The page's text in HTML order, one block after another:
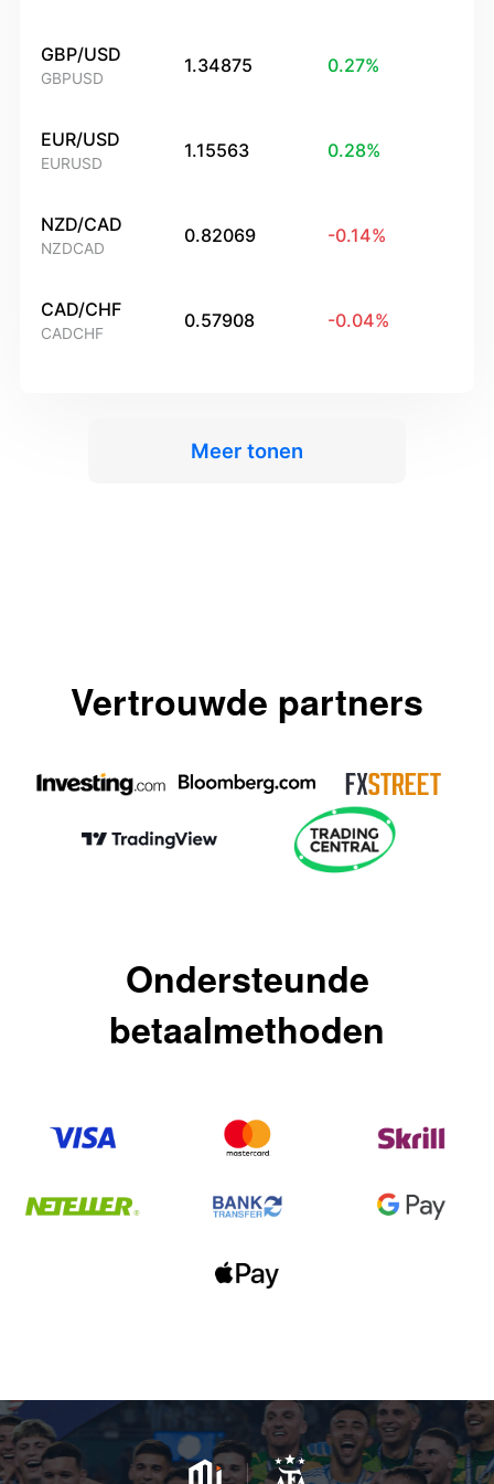
GBP/USD
GBPUSD
1.34875 0.27%
EUR/USD
EURUSD
1.15563 0.28%
NZD/CAD
NZDCAD
0.82069 -0.14%
CAD/CHF
CADCHF
0.57908 -0.04%
Meer tonen
Vertrouwde partners
Ondersteunde
betaalmethoden